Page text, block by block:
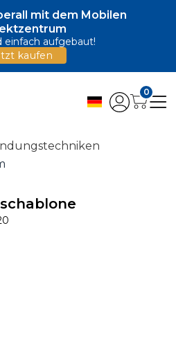
mit dem Mobilen
einfach aufgebaut!
kaufen
0